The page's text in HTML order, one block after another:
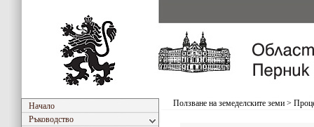
Начало
Ръководство
Ползване на земеделските земи >